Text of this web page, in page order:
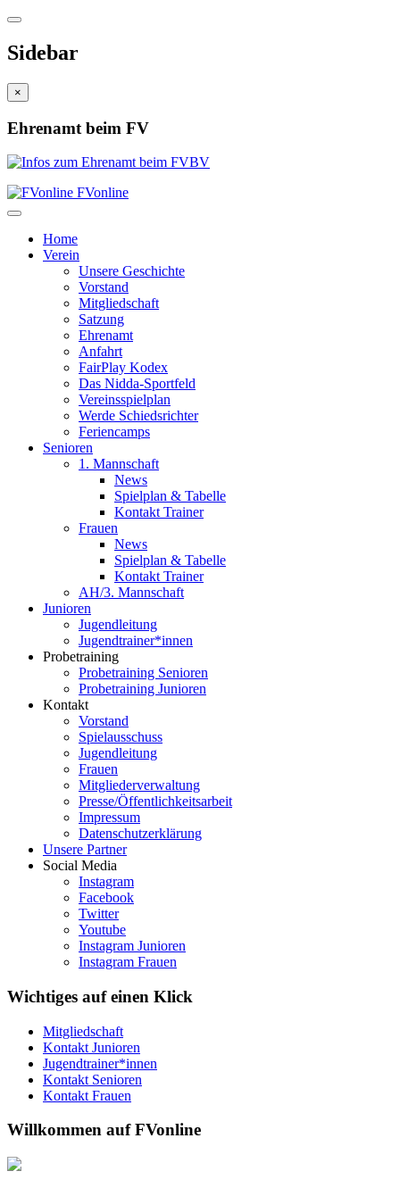
Sidebar
×
Ehrenamt beim FV
FVonline
Home
Verein
Unsere Geschichte
Vorstand
Mitgliedschaft
Satzung
Ehrenamt
Anfahrt
FairPlay Kodex
Das Nidda-Sportfeld
Vereinsspielplan
Werde Schiedsrichter
Feriencamps
Senioren
1. Mannschaft
News
Spielplan & Tabelle
Kontakt Trainer
Frauen
News
Spielplan & Tabelle
Kontakt Trainer
AH/3. Mannschaft
Junioren
Jugendleitung
Jugendtrainer*innen
Probetraining
Probetraining Senioren
Probetraining Junioren
Kontakt
Vorstand
Spielausschuss
Jugendleitung
Frauen
Mitgliederverwaltung
Presse/Öffentlichkeitsarbeit
Impressum
Datenschutzerklärung
Unsere Partner
Social Media
Instagram
Facebook
Twitter
Youtube
Instagram Junioren
Instagram Frauen
Wichtiges auf einen Klick
Mitgliedschaft
Kontakt Junioren
Jugendtrainer*innen
Kontakt Senioren
Kontakt Frauen
Willkommen auf FVonline